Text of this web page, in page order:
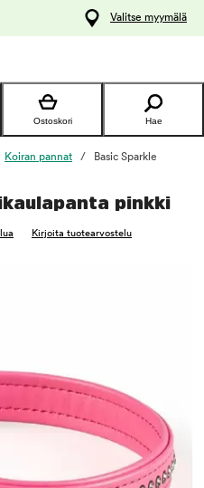
Valitse myymälä
Ostoskori Hae
Koiran pannat
Basic Sparkle
pinkki
Kirjoita tuotearvostelu